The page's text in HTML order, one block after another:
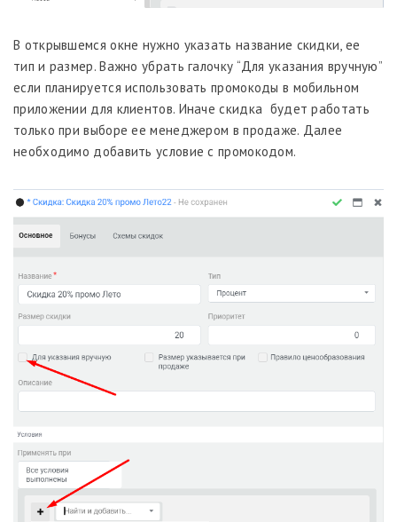
В открывшемся окне нужно указать название скидки, ее
тип и размер. Важно убрать галочку “Для указания вручную”
если планируется использовать промокоды в мобильном
приложении для клиентов. Иначе скидка будет работать
только при выборе ее менеджером в продаже. Далее
необходимо добавить условие с промокодом.